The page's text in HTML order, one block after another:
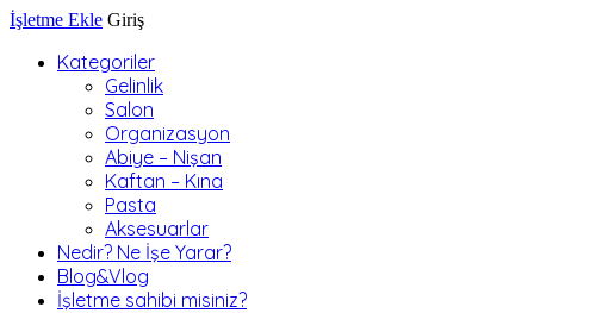
İşletme Ekle Giriş
Kategoriler
Gelinlik
Salon
Organizasyon
Abiye – Nişan
Kaftan – Kına
Pasta
Aksesuarlar
Nedir? Ne İşe Yarar?
Blog&Vlog
İşletme sahibi misiniz?